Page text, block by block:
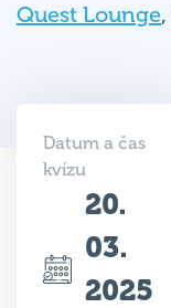
Quest Lounge,
Datum a čas
kvízu
20.
03.
2025